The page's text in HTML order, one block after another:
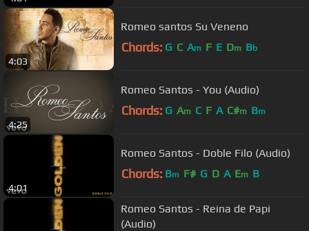
4:03
Romeo santos Su Veneno
Chords: G C Am F E Dm Bb
4:25
Romeo Santos - You (Audio)
Chords: G Am C F A C#m Bm
4:01
Romeo Santos - Doble Filo (Audio)
Chords: Bm F# G D A Em B
Romeo Santos - Reina de Papi
(Audio)